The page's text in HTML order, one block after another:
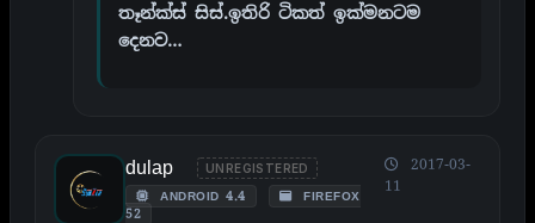
තෑන්ක්ස් සිස්.ඉතිරි ටිකත් ඉක්මනටම
දෙනව…
dulap UNREGISTERED
ANDROID 4.4
FIREFOX
52
2017-03-
11